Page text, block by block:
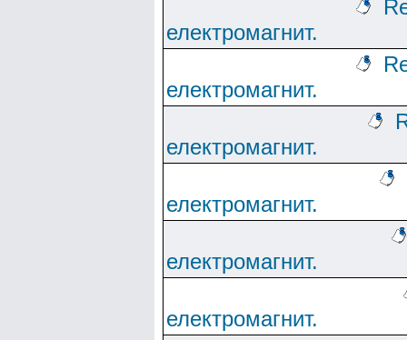
електромагнит.
електромагнит.
електромагнит.
електромагнит.
електромагнит.
електромагнит.